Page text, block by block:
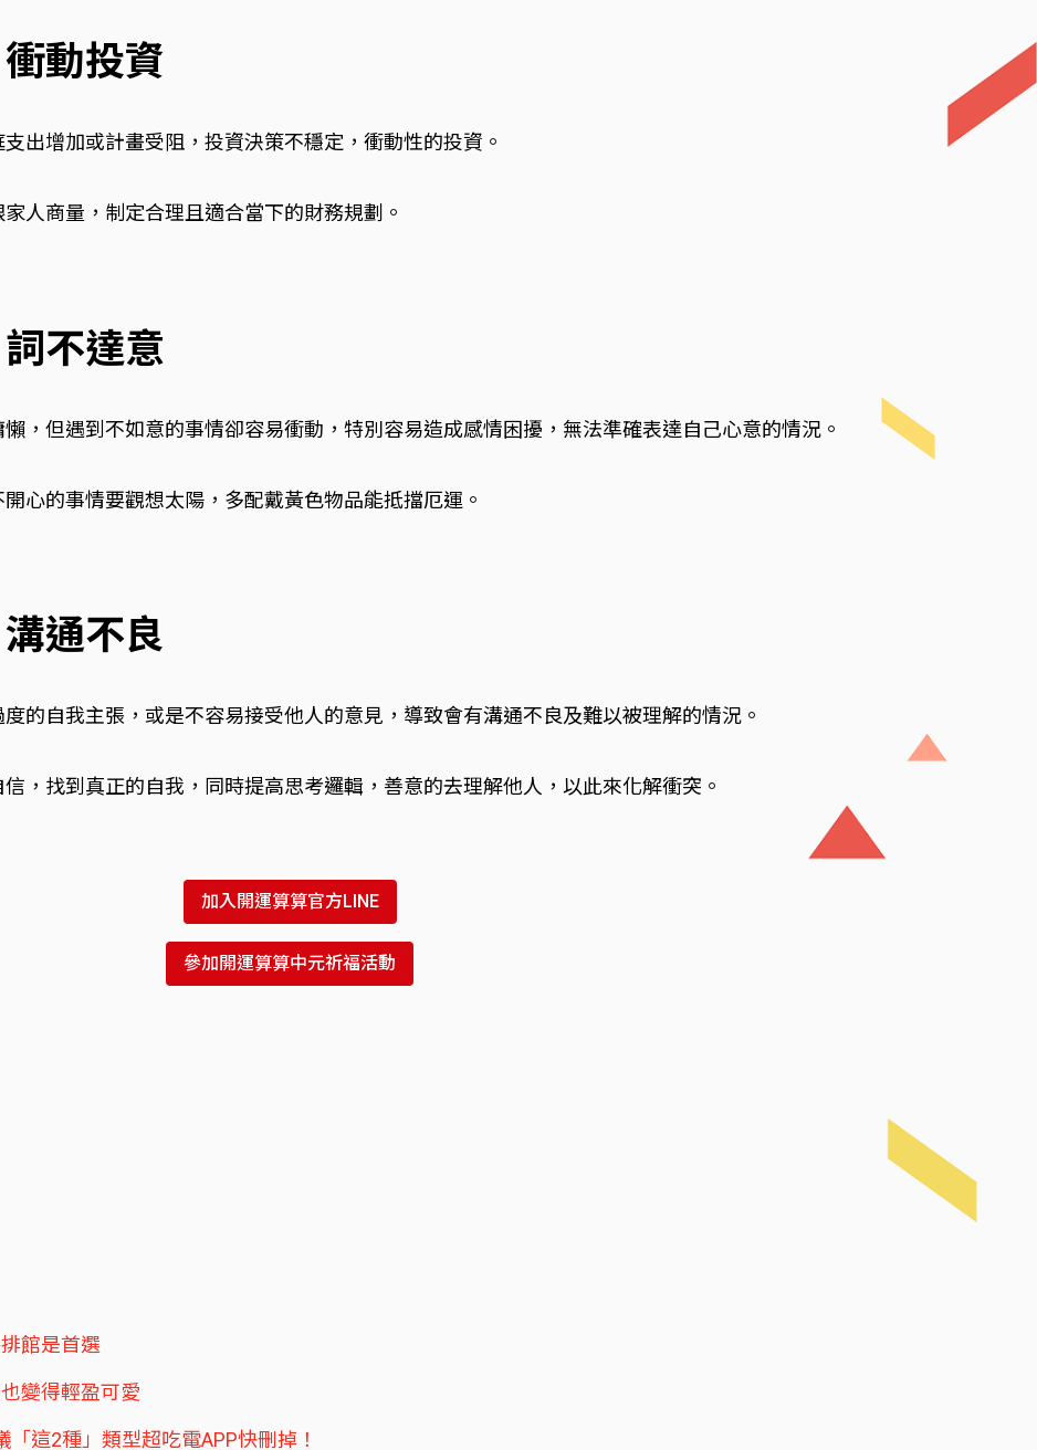
動投資
出增加或計畫受阻，投資決策不穩定，衝動性的投資。
人商量，制定合理且適合當下的財務規劃。
不達意
，但遇到不如意的事情卻容易衝動，特別容易造成感情困擾，無法準確表達自己心意的情況。
心的事情要觀想太陽，多配戴黃色物品能抵擋厄運。
通不良
的自我主張，或是不容易接受他人的意見，導致會有溝通不良及難以被理解的情況。
，找到真正的自我，同時提高思考邏輯，善意的去理解他人，以此來化解衝突。
加入開運算算官方LINE
參加開運算算中元祈福活動
館是首選
變得輕盈可愛
這2種」類型超吃電APP快刪掉！